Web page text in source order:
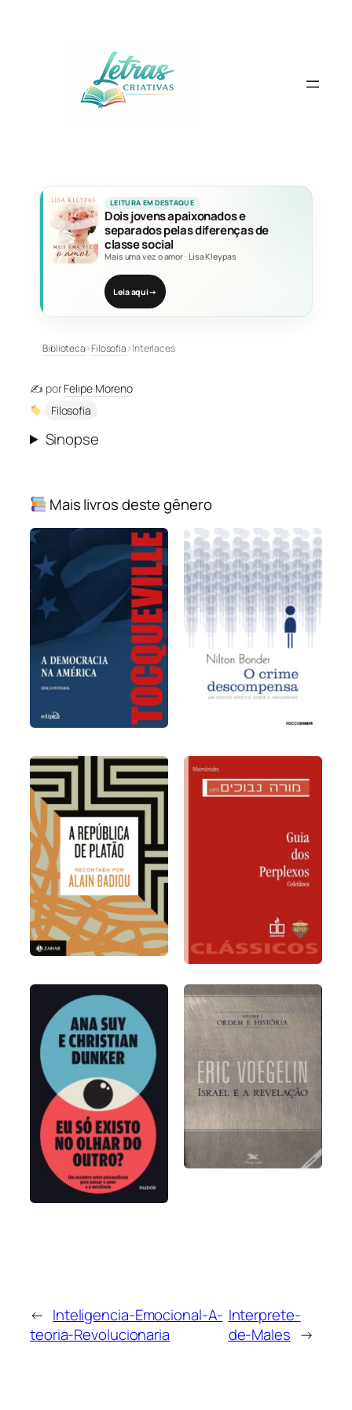
LEITURA EM DESTAQUE
Dois jovens apaixonados e
separados pelas diferenças de
classe social
Mais uma vez o amor· Lisa Kleypas
Leia aqui→
Biblioteca›Filosofia›Interlaces
✍️ porFelipe Moreno
Filosofia
Sinopse
Mais livros deste gênero
← Inteligencia-Emocional-A-
teoria-Revolucionaria
Interprete-
de-Males →